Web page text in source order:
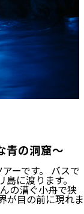
青の洞窟～
ーです。 バスで
に渡ります。
の漕ぐ小舟で狭
が目の前に現れま